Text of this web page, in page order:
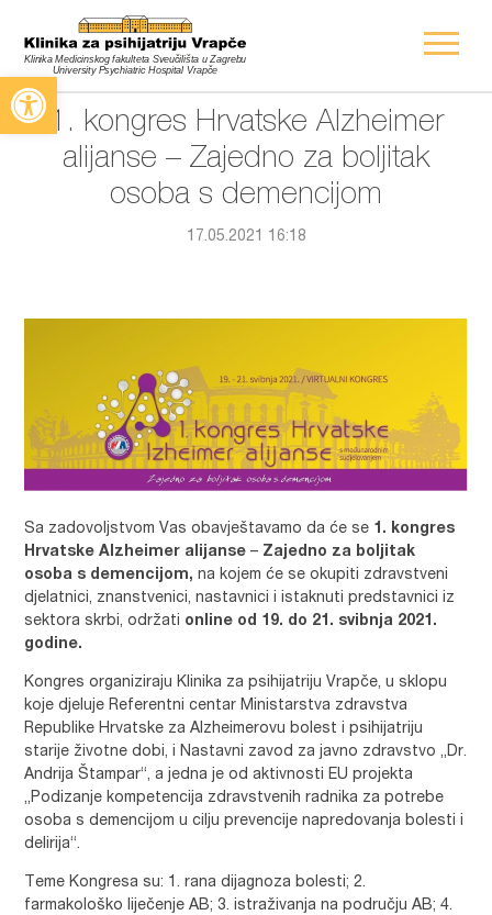
Open toolbar
1. kongres Hrvatske Alzheimer
alijanse – Zajedno za boljitak
osoba s demencijom
17.05.2021 16:18
Sa zadovoljstvom Vas obavještavamo da će se 1. kongres
Hrvatske Alzheimer alijanse – Zajedno za boljitak
osoba s demencijom,na kojem će se okupiti zdravstveni
djelatnici, znanstvenici, nastavnici i istaknuti predstavnici iz
sektora skrbi, održati online od 19. do 21. svibnja 2021.
godine.
Kongres organiziraju Klinika za psihijatriju Vrapče, u sklopu
koje djeluje Referentni centar Ministarstva zdravstva
Republike Hrvatske za Alzheimerovu bolest i psihijatriju
starije životne dobi, i Nastavni zavod za javno zdravstvo „Dr.
Andrija Štampar“, a jedna je od aktivnosti EU projekta
„Podizanje kompetencija zdravstvenih radnika za potrebe
osoba s demencijom u cilju prevencije napredovanja bolesti i
delirija“.
Teme Kongresa su: 1. rana dijagnoza bolesti; 2.
farmakološko liječenje AB; 3. istraživanja na području AB; 4.